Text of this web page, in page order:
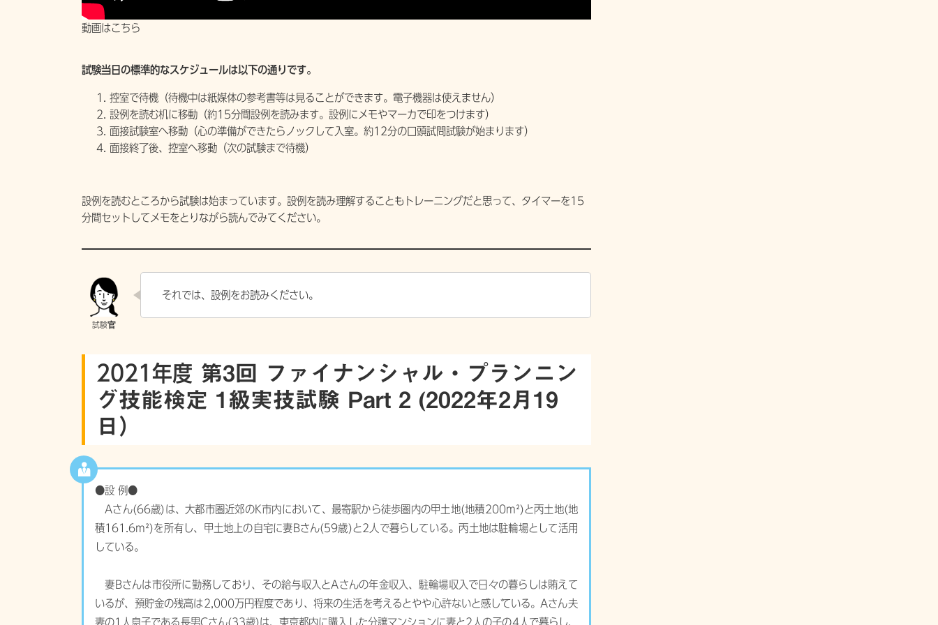
動画はこちら
試験当日の標準的なスケジュールは以下の通りです。
控室で待機（待機中は紙媒体の参考書等は見ることができます。電子機器は使えません）
設例を読む机に移動（約15分間設例を読みます。設例にメモやマーカで印をつけます）
面接試験室へ移動（心の準備ができたらノックして入室。約12分の口頭試問試験が始まります）
面接終了後、控室へ移動（次の試験まで待機）
設例を読むところから試験は始まっています。設例を読み理解することもトレーニングだと思って、タイマーを15
分間セットしてメモをとりながら読んでみてください。
それでは、設例をお読みください。
2021年度 第3回 ファイナンシャル・プランニン
グ技能検定 1級実技試験 Part 2 (2022年2月19
日）
●設 例●
Aさん(66歳)は、大都市圏近郊のK市内において、最寄駅から徒歩圏内の甲土地(地積200m²)と丙土地(地
積161.6m²)を所有し、甲土地上の自宅に妻Bさん(59歳)と2人で暮らしている。丙土地は駐輪場として活用
している。
妻Bさんは市役所に勤務しており、その給与収入とAさんの年金収入、駐輪場収入で日々の暮らしは賄えて
いるが、預貯金の残高は2,000万円程度であり、将来の生活を考えるとやや心許ないと感じている。Aさん夫
妻の1人息子である長男Cさん(33歳)は、東京都内に購入した分譲マンションに妻と2人の子の4人で暮らし、